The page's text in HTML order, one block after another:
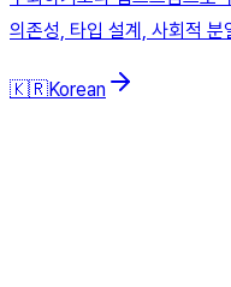
의존성, 타입 설계, 사회적
🇰🇷Korean